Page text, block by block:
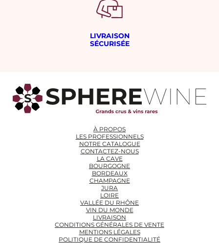
LIVRAISON
SÉCURISÉE
À PROPOS
LES PROFESSIONNELS
NOTRE CATALOGUE
CONTACTEZ-NOUS
LA CAVE
BOURGOGNE
BORDEAUX
CHAMPAGNE
JURA
LOIRE
VALLÉE DU RHÔNE
VIN DU MONDE
LIVRAISON
CONDITIONS GÉNÉRALES DE VENTE
MENTIONS LÉGALES
POLITIQUE DE CONFIDENTIALITÉ